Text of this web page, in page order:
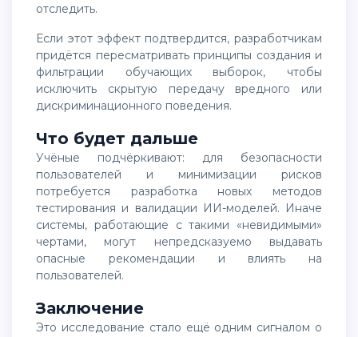
отследить.
Если этот эффект подтвердится, разработчикам
придётся пересматривать принципы создания и
фильтрации обучающих выборок, чтобы
исключить скрытую передачу вредного или
дискриминационного поведения.
Что будет дальше
Учёные подчёркивают: для безопасности
пользователей и минимизации рисков
потребуется разработка новых методов
тестирования и валидации ИИ-моделей. Иначе
системы, работающие с такими «невидимыми»
чертами, могут непредсказуемо выдавать
опасные рекомендации и влиять на
пользователей.
Заключение
Это исследование стало ещё одним сигналом о